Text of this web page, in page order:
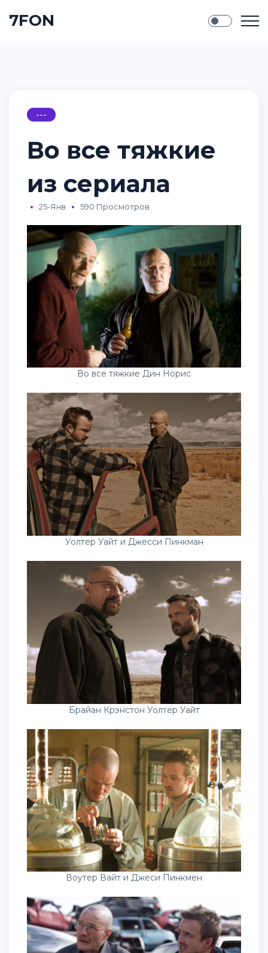
7FON
---
Во все тяжкие
из сериала
25-Янв 590 Просмотров
Во все тяжкие Дин Норис
Уолтер Уайт и Джесси Пинкман
Брайан Крэнстон Уолтер Уайт
Воутер Вайт и Джеси Пинкмен